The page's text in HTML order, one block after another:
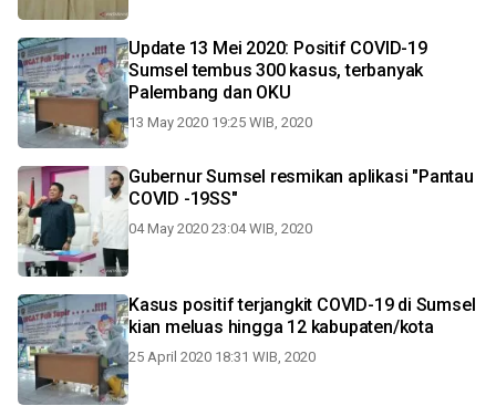
Update 13 Mei 2020: Positif COVID-19
Sumsel tembus 300 kasus, terbanyak
Palembang dan OKU
13 May 2020 19:25 WIB, 2020
Gubernur Sumsel resmikan aplikasi "Pantau
COVID -19SS"
04 May 2020 23:04 WIB, 2020
Kasus positif terjangkit COVID-19 di Sumsel
kian meluas hingga 12 kabupaten/kota
25 April 2020 18:31 WIB, 2020